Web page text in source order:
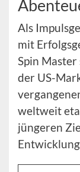
Als
mit
Spin
der US-
weltweit
jüngeren